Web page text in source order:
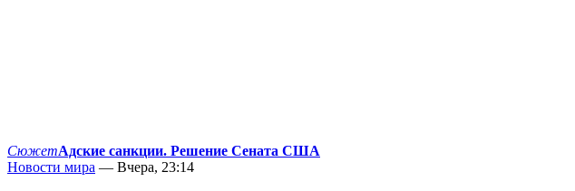
СюжетАдские санкции. Решение Сената США
Новости мира — Вчера, 23:14